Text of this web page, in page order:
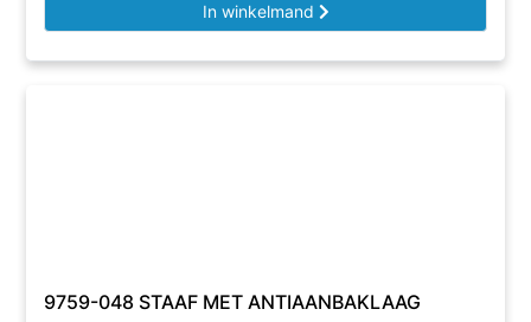
In winkelmand
9759-048 STAAF MET ANTIAANBAKLAAG